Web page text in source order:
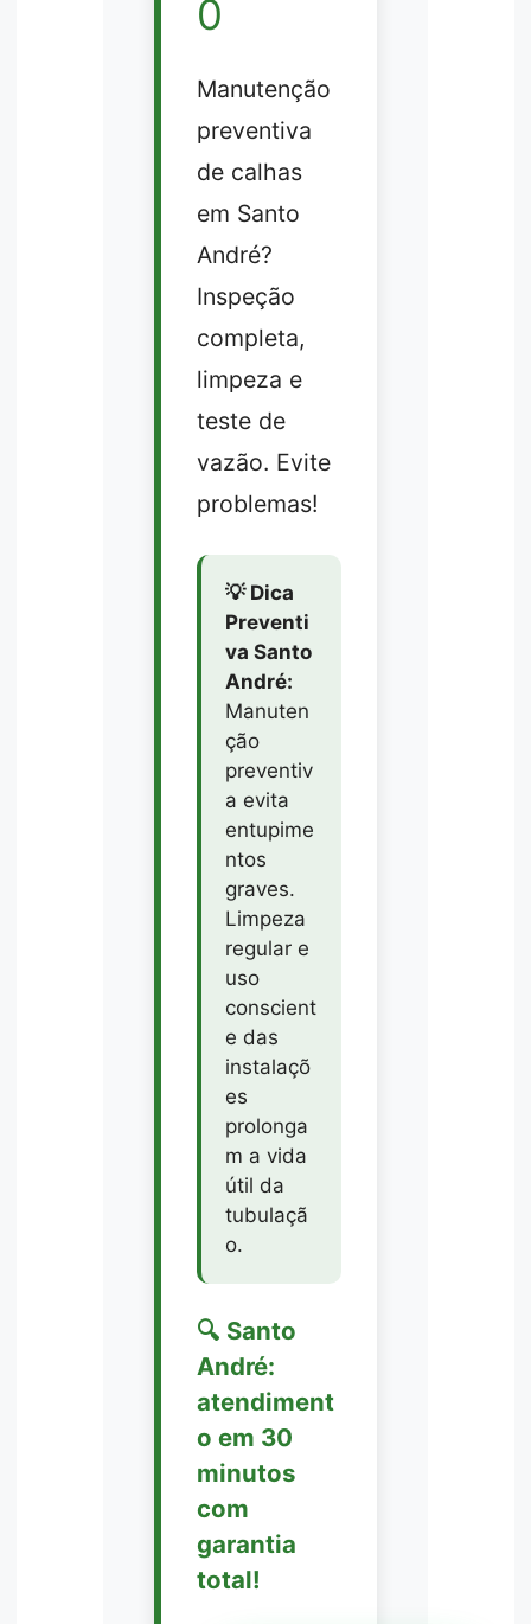
0
Manutenção
preventiva
de calhas
em Santo
André?
Inspeção
completa,
limpeza e
teste de
vazão. Evite
problemas!
💡 Dica
Preventi
va Santo
André:
Manuten
ção
preventiv
a evita
entupime
ntos
graves.
Limpeza
regular e
uso
conscient
e das
instalaçõ
es
prolonga
m a vida
útil da
tubulaçã
o.
🔍 Santo
André:
atendiment
o em 30
minutos
com
garantia
total!